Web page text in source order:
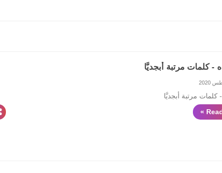
- كلمات مرتبة أبجديَّا
كلمات مرتبة أبجديَّا